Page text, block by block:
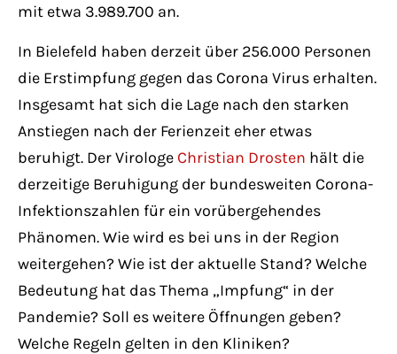
ridiculus mus. Donec quam felis, ultricies
mit etwa 3.989.700 an.
In Bielefeld haben derzeit über 256.000 Personen
die Erstimpfung gegen das Corona Virus erhalten.
Insgesamt hat sich die Lage nach den starken
Anstiegen nach der Ferienzeit eher etwas
beruhigt. Der Virologe Christian Drosten hält die
derzeitige Beruhigung der bundesweiten Corona-
Infektionszahlen für ein vorübergehendes
Phänomen. Wie wird es bei uns in der Region
weitergehen? Wie ist der aktuelle Stand? Welche
Bedeutung hat das Thema „Impfung“ in der
Pandemie? Soll es weitere Öffnungen geben?
Welche Regeln gelten in den Kliniken?